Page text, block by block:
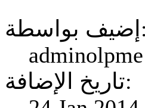
إضيف بواسطة:
adminolpme
تاريخ الإضافة: